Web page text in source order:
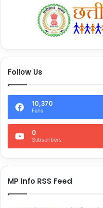
Follow Us
10,370
Fans
0
Subscribers
MP Info RSS Feed